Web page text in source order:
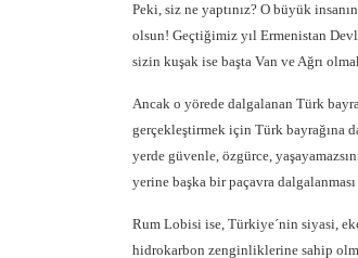
Peki, siz ne yaptınız? O büyük
olsun! Geçtiğimiz yıl Ermenistan
sizin kuşak ise başta Van ve Ağrı
Ancak o yörede dalgalanan Türk
gerçekleştirmek için Türk bayrağına
yerde güvenle, özgürce,
yerine başka bir paçavra
Rum Lobisi ise, Türkiye´nin siyasi,
hidrokarbon zenginliklerine sahip